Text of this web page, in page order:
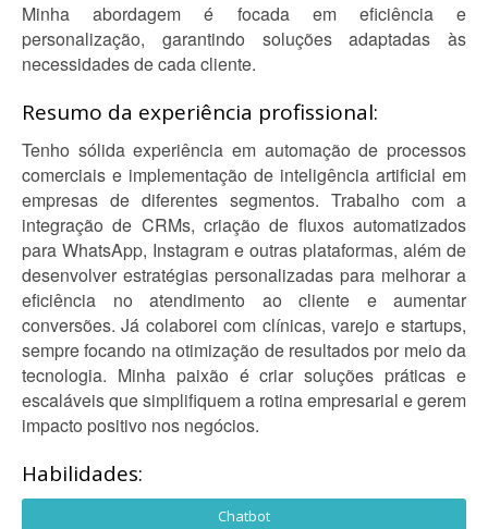
Minha abordagem é focada em eficiência e
personalização, garantindo soluções adaptadas às
necessidades de cada cliente.
Resumo da experiência profissional:
Tenho sólida experiência em automação de processos
comerciais e implementação de inteligência artificial em
empresas de diferentes segmentos. Trabalho com a
integração de CRMs, criação de fluxos automatizados
para WhatsApp, Instagram e outras plataformas, além de
desenvolver estratégias personalizadas para melhorar a
eficiência no atendimento ao cliente e aumentar
conversões. Já colaborei com clínicas, varejo e startups,
sempre focando na otimização de resultados por meio da
tecnologia. Minha paixão é criar soluções práticas e
escaláveis que simplifiquem a rotina empresarial e gerem
impacto positivo nos negócios.
Habilidades:
Chatbot